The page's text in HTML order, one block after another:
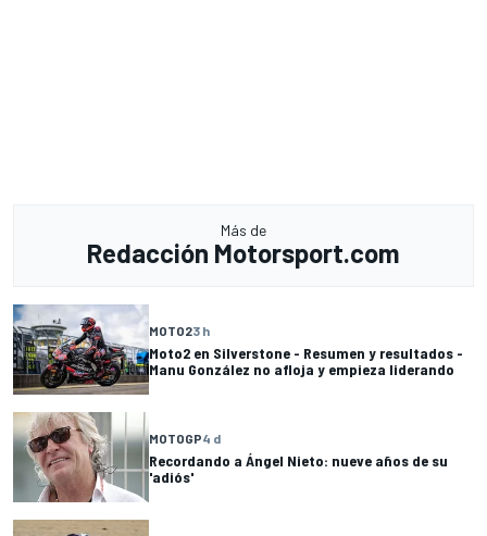
Más de
Redacción Motorsport.com
MOTO23 h
Moto2 en Silverstone - Resumen y resultados -
Manu González no afloja y empieza liderando
MOTOGP4 d
Recordando a Ángel Nieto: nueve años de su
'adiós'